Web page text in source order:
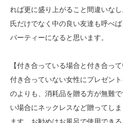
れば更に盛り上がること間違いな
氏だけでなく中の良い友達も呼べ
パーティーになると思います。
【付き合っている場合と付き合っ
付き合っていない女性にプレゼン
のよりも、消耗品を贈る方が無難
い場合にネックレスなど贈ってし
ます。お勧めはお風呂で使用でき